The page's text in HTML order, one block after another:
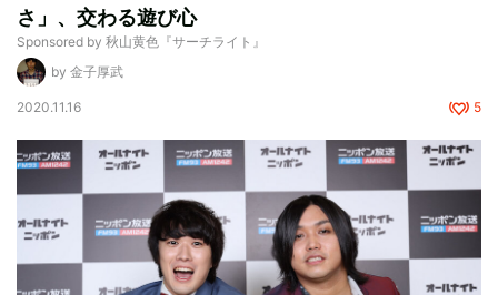
さ」、交わる遊び心
Sponsored by 秋山黄色『サーチライト』
by 金子厚武
2020.11.16 5